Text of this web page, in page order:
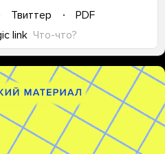
Твиттер
PDF
link Что-что?